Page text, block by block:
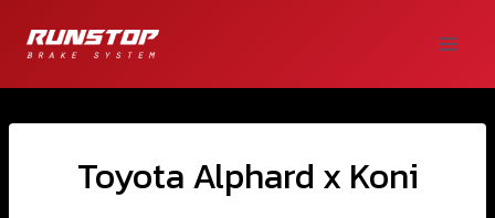
Toyota Alphard x Koni